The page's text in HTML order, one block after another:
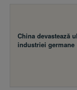
China devastează
industriei germane